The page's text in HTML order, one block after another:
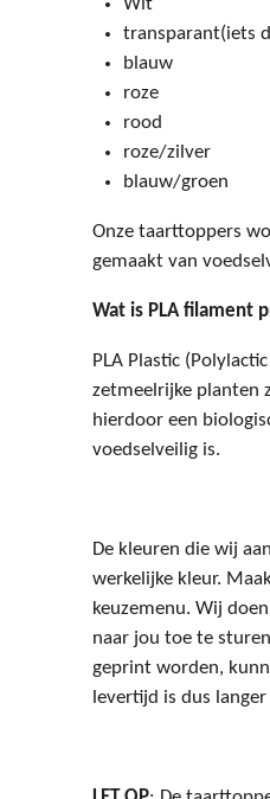
Wit
transparant(iets
blauw
roze
rood
roze/zilver
blauw/groen
Onze taarttoppers
gemaakt van
Wat is PLA filament
PLA Plastic
zetmeelrijke planten
hierdoor een
voedselveilig is.
De kleuren die wij
werkelijke kleur.
keuzemenu. Wij
naar jou toe te
geprint worden,
levertijd is dus